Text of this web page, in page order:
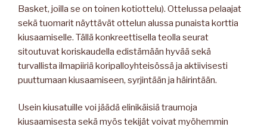
Basket, joilla se on toinen kotiottelu). Ottelussa pelaajat
sekä tuomarit näyttävät ottelun alussa punaista korttia
kiusaamiselle. Tällä konkreettisella teolla seurat
sitoutuvat koriskaudella edistämään hyvää sekä
turvallista ilmapiiriä koripalloyhteisössä ja aktiivisesti
puuttumaan kiusaamiseen, syrjintään ja häirintään.
Usein kiusatuille voi jäädä elinikäisiä traumoja
kiusaamisesta sekä myös tekijät voivat myöhemmin